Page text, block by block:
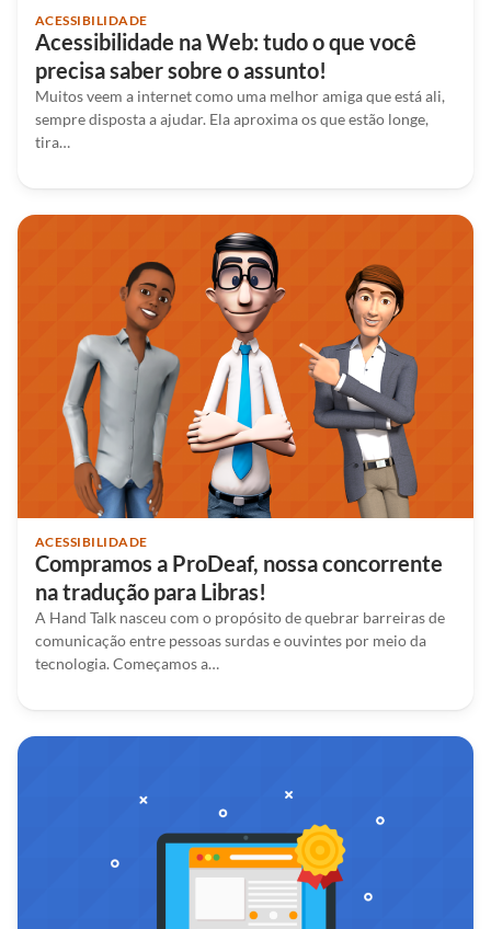
ACESSIBILIDADE
Acessibilidade na Web: tudo o que você
precisa saber sobre o assunto!
Muitos veem a internet como uma melhor amiga que está ali,
sempre disposta a ajudar. Ela aproxima os que estão longe,
tira…
ACESSIBILIDADE
Compramos a ProDeaf, nossa concorrente
na tradução para Libras!
A Hand Talk nasceu com o propósito de quebrar barreiras de
comunicação entre pessoas surdas e ouvintes por meio da
tecnologia. Começamos a…